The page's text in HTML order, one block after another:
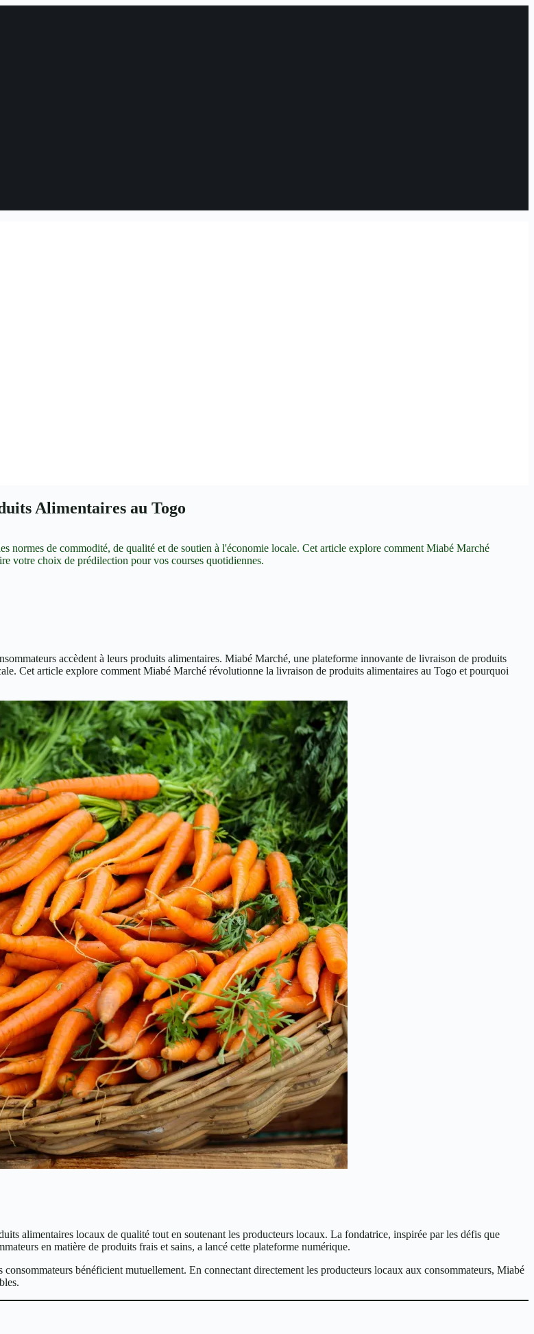
Alimentaires au Togo
de commodité, de qualité et de soutien à l'économie locale. Cet article explore comment Miabé Marché
votre choix de prédilection pour vos courses quotidiennes.
accèdent à leurs produits alimentaires. Miabé Marché, une plateforme innovante de livraison de produits
Cet article explore comment Miabé Marché révolutionne la livraison de produits alimentaires au Togo et pourquoi
alimentaires locaux de qualité tout en soutenant les producteurs locaux. La fondatrice, inspirée par les défis que
en matière de produits frais et sains, a lancé cette plateforme numérique.
bénéficient mutuellement. En connectant directement les producteurs locaux aux consommateurs, Miabé